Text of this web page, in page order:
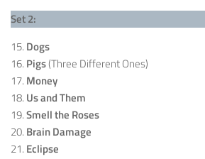
Set 2:
15. Dogs
16. Pigs(Three Different Ones)
17. Money
18. Us and Them
19.Smell the Roses
20. Brain Damage
21. Eclipse